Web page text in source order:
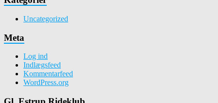
Uncategorized
Meta
Log ind
Indlægsfeed
Kommentarfeed
WordPress.org